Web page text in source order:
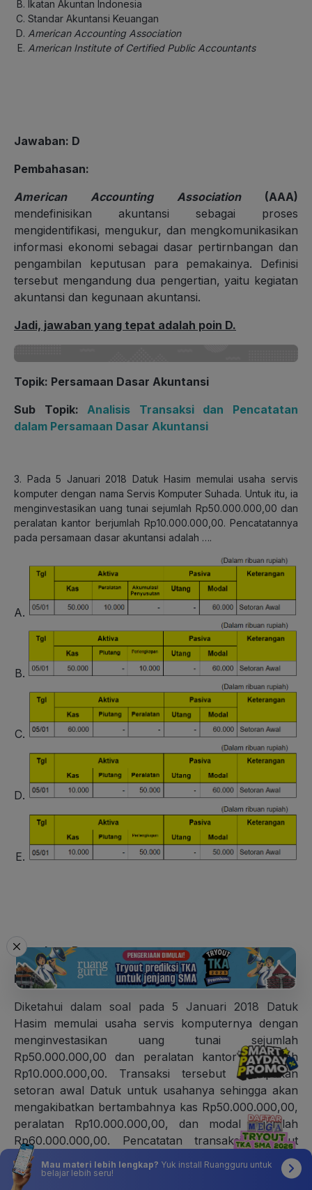
Ikatan Akuntan Indonesia
Standar Akuntansi Keuangan
American Accounting Association
American Institute of Certified Public Accountants
Jawaban: D
Pembahasan:
American Accounting Association(AAA)
mendefinisikan akuntansi sebagai proses
mengidentifikasi, mengukur, dan mengkomunikasikan
informasi ekonomi sebagai dasar pertirnbangan dan
pengambilan keputusan para pemakainya. Definisi
tersebut mengandung dua pengertian, yaitu kegiatan
akuntansi dan kegunaan akuntansi.
Jadi, jawaban yang tepat adalah poin D.
Topik: Persamaan Dasar Akuntansi
Sub Topik:Analisis Transaksi dan Pencatatan
dalam Persamaan Dasar Akuntansi
3. Pada 5 Januari 2018 Datuk Hasim memulai usaha servis
komputer dengan nama Servis Komputer Suhada. Untuk itu, ia
menginvestasikan uang tunai sejumlah Rp50.000.000,00 dan
peralatan kantor berjumlah Rp10.000.000,00. Pencatatannya
pada persamaan dasar akuntansi adalah ….
Jawaban: B
Pembahasan:
Diketahui dalam soal pada 5 Januari 2018 Datuk
Hasim memulai usaha servis komputernya dengan
menginvestasikan uang tunai sejumlah
Rp50.000.000,00 dan peralatan kantor berjumlah
Rp10.000.000,00. Transaksi tersebut merupakan
setoran awal Datuk untuk usahanya sehingga akan
mengakibatkan bertambahnya kas Rp50.000.000,00,
peralatan Rp10.000.000,00, dan modal sejumlah
Rp60.000.000,00. Pencatatan transaksi tersebut
dapat dilihat pada tabel berikut ini.
Mau materi lebih lengkap? Yuk install Ruangguru untuk
belajar lebih seru!